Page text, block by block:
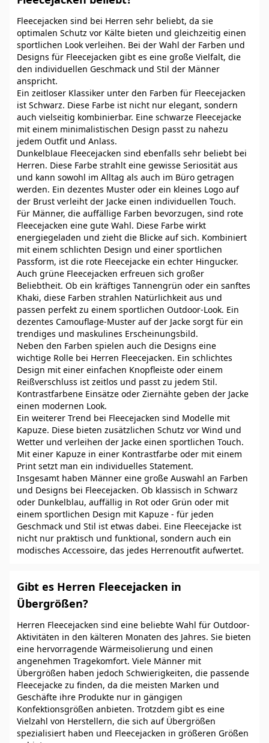
Fleecejacken sind bei Herren sehr beliebt, da sie
optimalen Schutz vor Kälte bieten und gleichzeitig einen
sportlichen Look verleihen. Bei der Wahl der Farben und
Designs für Fleecejacken gibt es eine große Vielfalt, die
den individuellen Geschmack und Stil der Männer
anspricht.
Ein zeitloser Klassiker unter den Farben für Fleecejacken
ist Schwarz. Diese Farbe ist nicht nur elegant, sondern
auch vielseitig kombinierbar. Eine schwarze Fleecejacke
mit einem minimalistischen Design passt zu nahezu
jedem Outfit und Anlass.
Dunkelblaue Fleecejacken sind ebenfalls sehr beliebt bei
Herren. Diese Farbe strahlt eine gewisse Seriosität aus
und kann sowohl im Alltag als auch im Büro getragen
werden. Ein dezentes Muster oder ein kleines Logo auf
der Brust verleiht der Jacke einen individuellen Touch.
Für Männer, die auffällige Farben bevorzugen, sind rote
Fleecejacken eine gute Wahl. Diese Farbe wirkt
energiegeladen und zieht die Blicke auf sich. Kombiniert
mit einem schlichten Design und einer sportlichen
Passform, ist die rote Fleecejacke ein echter Hingucker.
Auch grüne Fleecejacken erfreuen sich großer
Beliebtheit. Ob ein kräftiges Tannengrün oder ein sanftes
Khaki, diese Farben strahlen Natürlichkeit aus und
passen perfekt zu einem sportlichen Outdoor-Look. Ein
dezentes Camouflage-Muster auf der Jacke sorgt für ein
trendiges und maskulines Erscheinungsbild.
Neben den Farben spielen auch die Designs eine
wichtige Rolle bei Herren Fleecejacken. Ein schlichtes
Design mit einer einfachen Knopfleiste oder einem
Reißverschluss ist zeitlos und passt zu jedem Stil.
Kontrastfarbene Einsätze oder Ziernähte geben der Jacke
einen modernen Look.
Ein weiterer Trend bei Fleecejacken sind Modelle mit
Kapuze. Diese bieten zusätzlichen Schutz vor Wind und
Wetter und verleihen der Jacke einen sportlichen Touch.
Mit einer Kapuze in einer Kontrastfarbe oder mit einem
Print setzt man ein individuelles Statement.
Insgesamt haben Männer eine große Auswahl an Farben
und Designs bei Fleecejacken. Ob klassisch in Schwarz
oder Dunkelblau, auffällig in Rot oder Grün oder mit
einem sportlichen Design mit Kapuze - für jeden
Geschmack und Stil ist etwas dabei. Eine Fleecejacke ist
nicht nur praktisch und funktional, sondern auch ein
modisches Accessoire, das jedes Herrenoutfit aufwertet.
Gibt es Herren Fleecejacken in
Übergrößen?
Herren Fleecejacken sind eine beliebte Wahl für Outdoor-
Aktivitäten in den kälteren Monaten des Jahres. Sie bieten
eine hervorragende Wärmeisolierung und einen
angenehmen Tragekomfort. Viele Männer mit
Übergrößen haben jedoch Schwierigkeiten, die passende
Fleecejacke zu finden, da die meisten Marken und
Geschäfte ihre Produkte nur in gängigen
Konfektionsgrößen anbieten. Trotzdem gibt es eine
Vielzahl von Herstellern, die sich auf Übergrößen
spezialisiert haben und Fleecejacken in größeren Größen